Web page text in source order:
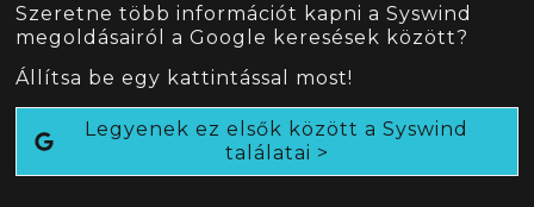
Szeretne több információt kapni a Syswind
megoldásairól a Google keresések között?
Állítsa be egy kattintással most!
Legyenek ez elsők között a Syswind
találatai >